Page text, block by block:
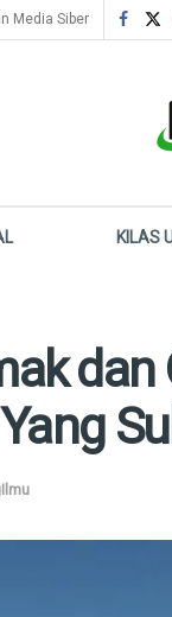
Media Siber
KILAS
dan